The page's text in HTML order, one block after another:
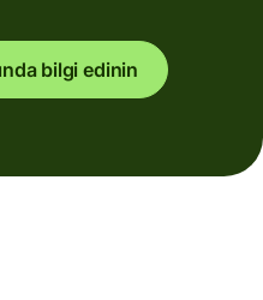
bilgi edinin